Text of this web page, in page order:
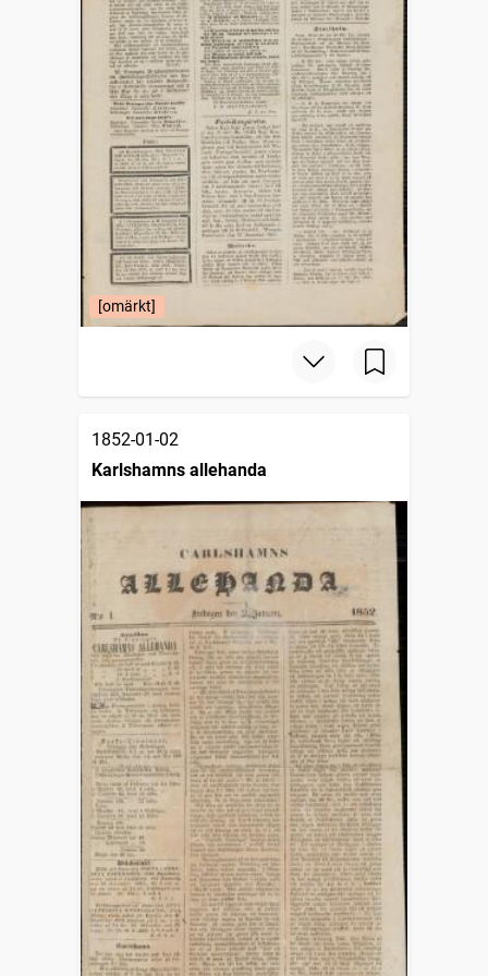
[omärkt]
1852-01-02
Karlshamns allehanda